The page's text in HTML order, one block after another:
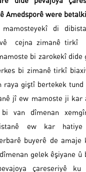
Amedsporê were
di
cejna zimanê
bi zarokekî
bi zimanê tirkî
raya giştî bertekek
jî ew mamoste ji kar
van dîmenan
ew kar
buyerê de
gelek êşiyane û
çareseriyê